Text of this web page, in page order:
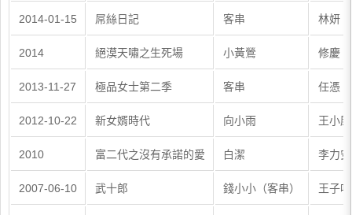
2014-01-15 屌絲日記 客串 林妍
2014 絕漠天嘯之生死場 小黃鶯 修慶
2013-11-27 極品女士第二季 客串 任憑
2012-10-22 新女婿時代 向小雨 王小康
2010 富二代之沒有承諾的愛 白潔 李力安
2007-06-10 武十郎 錢小小（客串） 王子鳴